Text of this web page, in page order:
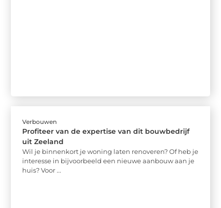
Verbouwen
Profiteer van de expertise van dit bouwbedrijf
uit Zeeland
Wil je binnenkort je woning laten renoveren? Of heb je
interesse in bijvoorbeeld een nieuwe aanbouw aan je
huis? Voor ...